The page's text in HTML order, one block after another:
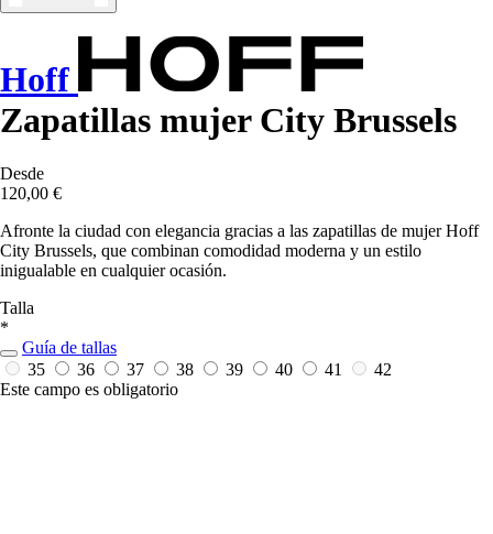
Hoff
Zapatillas mujer City Brussels
Desde
120,00 €
Afronte la ciudad con elegancia gracias a las zapatillas de mujer Hoff
City Brussels, que combinan comodidad moderna y un estilo
inigualable en cualquier ocasión.
Talla
*
Guía de tallas
35
36 37 38 39 40 41
42
Este campo es obligatorio